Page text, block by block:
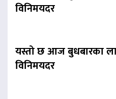
विनिमयदर
यस्तो छ आज बुधबारका
विनिमयदर